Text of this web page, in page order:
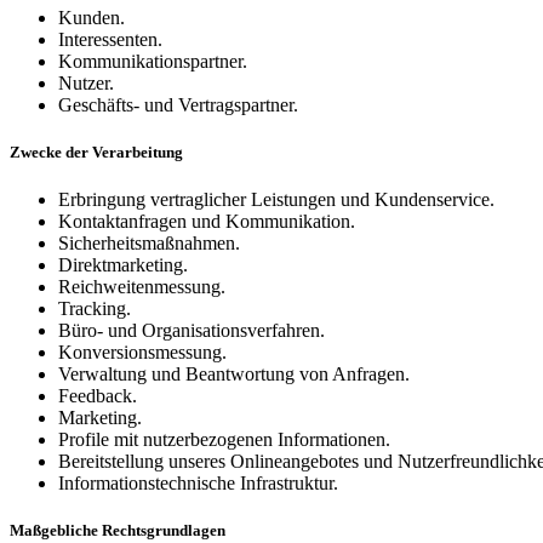
Kunden.
Interessenten.
Kommunikationspartner.
Nutzer.
Geschäfts- und Vertragspartner.
Zwecke der Verarbeitung
Erbringung vertraglicher Leistungen und Kundenservice.
Kontaktanfragen und Kommunikation.
Sicherheitsmaßnahmen.
Direktmarketing.
Reichweitenmessung.
Tracking.
Büro- und Organisationsverfahren.
Konversionsmessung.
Verwaltung und Beantwortung von Anfragen.
Feedback.
Marketing.
Profile mit nutzerbezogenen Informationen.
Bereitstellung unseres Onlineangebotes und
Informationstechnische Infrastruktur.
Maßgebliche Rechtsgrundlagen